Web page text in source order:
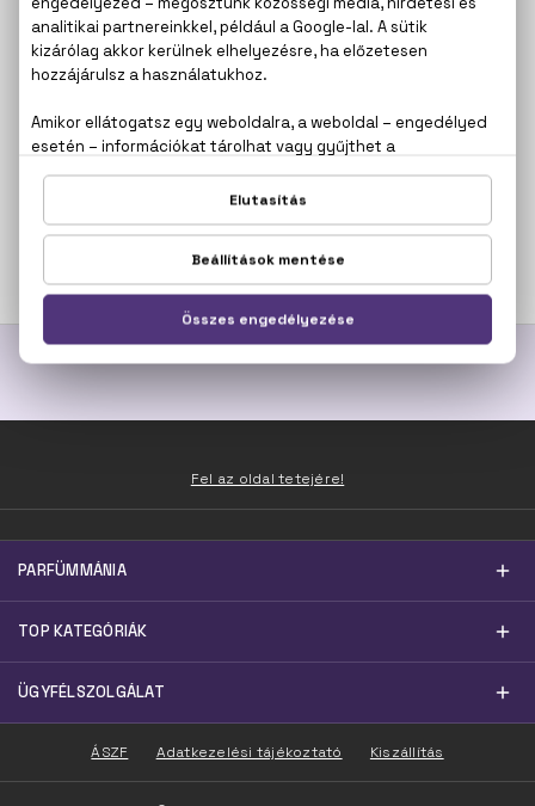
Fidji
Eau De Toilette
15.000 Ft -tól
Fel az oldal tetejére!
PARFÜMMÁNIA
TOP KATEGÓRIÁK
ÜGYFÉLSZOLGÁLAT
ÁSZF Adatkezelési tájékoztató Kiszállítás